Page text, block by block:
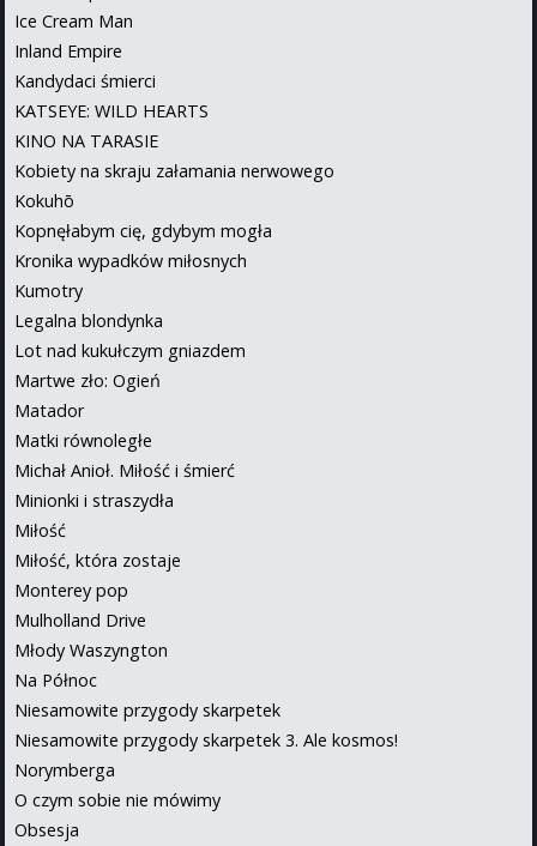
Ice Cream Man
Inland Empire
Kandydaci śmierci
KATSEYE: WILD HEARTS
KINO NA TARASIE
Kobiety na skraju załamania nerwowego
Kokuhō
Kopnęłabym cię, gdybym mogła
Kronika wypadków miłosnych
Kumotry
Legalna blondynka
Lot nad kukułczym gniazdem
Martwe zło: Ogień
Matador
Matki równoległe
Michał Anioł. Miłość i śmierć
Minionki i straszydła
Miłość
Miłość, która zostaje
Monterey pop
Mulholland Drive
Młody Waszyngton
Na Północ
Niesamowite przygody skarpetek
Niesamowite przygody skarpetek 3. Ale kosmos!
Norymberga
O czym sobie nie mówimy
Obsesja